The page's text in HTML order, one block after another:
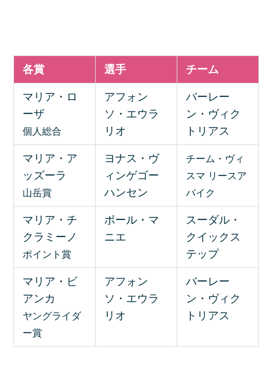
各賞 選手 チーム
マリア・ロ
ーザ
個人総合
アフォン
ソ・エウラ
リオ
バーレー
ン・ヴィク
トリアス
マリア・ア
ッズーラ
山岳賞
ヨナス・ヴ
ィンゲゴー
ハンセン
チーム・ヴィ
スマ リースア
バイク
マリア・チ
クラミーノ
ポイント賞
ポール・マ
ニエ
スーダル・
クイックス
テップ
マリア・ビ
アンカ
ヤングライダ
ー賞
アフォン
ソ・エウラ
リオ
バーレー
ン・ヴィク
トリアス